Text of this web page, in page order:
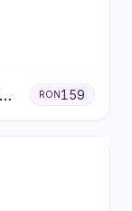
RON 159